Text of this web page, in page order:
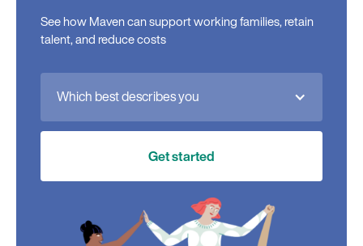
See how Maven can support working families, retain
talent, and reduce costs
Which best describes you
Get started